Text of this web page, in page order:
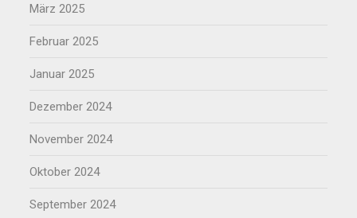
März 2025
Februar 2025
Januar 2025
Dezember 2024
November 2024
Oktober 2024
September 2024